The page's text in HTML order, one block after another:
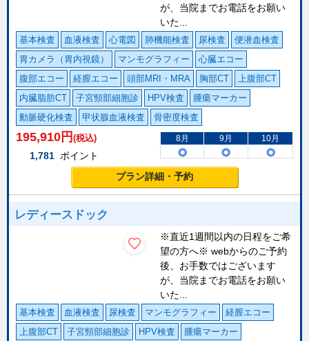
が、当院までお電話をお願い
いた...
基本検査 血液検査 心電図 肺機能検査 尿検査
便潜血検査
胃カメラ（胃内視鏡）
マンモグラフィー
心臓エコー
腹部エコー
経膣エコー 頭部MRI・MRA 胸部CT
上腹部CT
内臓脂肪CT
子宮頸部細胞診 HPV検査
腫瘍マーカー
動脈硬化検査
甲状腺血液検査 骨密度検査
195,910 円 (税込)
1,781 ポイント
8月 9月 10月
プラン詳細・予約
レディースドック
※直近1週間以内の日程をご希
望の方へ※ webからのご予約
後、お手数ではございます
が、当院までお電話をお願い
いた...
基本検査 血液検査 尿検査 マンモグラフィー
経膣エコー
上腹部CT
子宮頸部細胞診 HPV検査
腫瘍マーカー